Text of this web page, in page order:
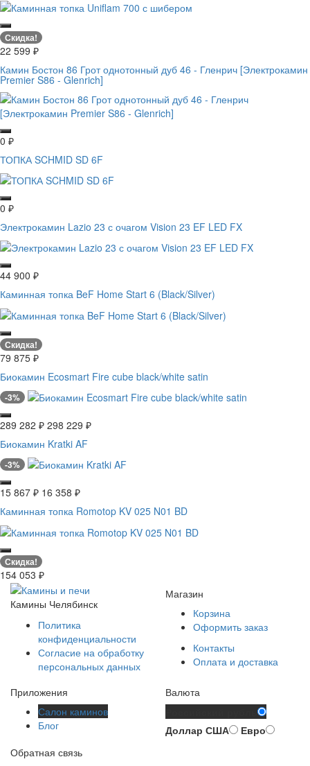
Скидка!
22 599 ₽
Камин Бостон 86 Грот однотонный дуб 46 - Гленрич [Электрокамин
Premier S86 - Glenrich]
0 ₽
ТОПКА SCHMID SD 6F
0 ₽
Электрокамин Lazio 23 с очагом Vision 23 EF LED FX
44 900 ₽
Каминная топка BeF Home Start 6 (Black/Silver)
Скидка!
79 875 ₽
Биокамин Ecosmart Fire cube black/white satin
-3%
289 282 ₽ 298 229 ₽
Биокамин Kratki AF
-3%
15 867 ₽ 16 358 ₽
Каминная топка Romotop KV 025 N01 BD
Скидка!
154 053 ₽
Камины Челябинск
Политика
конфиденциальности
Согласие на обработку
персональных данных
Магазин
Корзина
Оформить заказ
Контакты
Оплата и доставка
Приложения
Салон каминов
Блог
Валюта
Доллар США
Евро
Обратная связь